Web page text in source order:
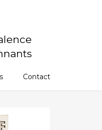
Contact